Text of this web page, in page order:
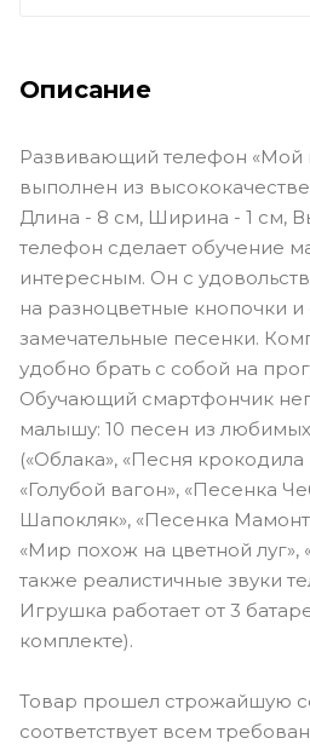
Описание
Развивающий телефон «Мой
выполнен из
Длина - 8 см, Ширина - 1 см,
телефон сделает обучение
интересным. Он с
на разноцветные кнопочки и
замечательные песенки.
удобно брать с собой на
Обучающий смартфончик
малышу: 10 песен из
(«Облака», «Песня крокодила
«Голубой вагон», «Песенка
Шапокляк», «Песенка
«Мир похож на цветной луг»,
также реалистичные звуки
Игрушка работает от 3
комплекте).
Товар прошел строжайшую
соответствует всем